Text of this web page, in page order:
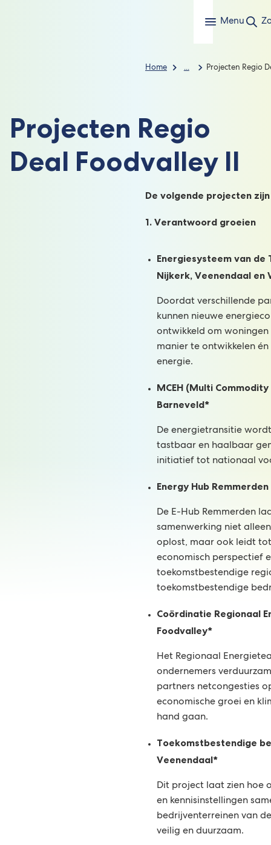
Menu
Home ... Projecten Regio
Projecten Regio
Deal Foodvalley II
De volgende projecten
1. Verantwoord groeien
Energiesysteem van de
Nijkerk, Veenendaal en
Doordat verschillende
kunnen nieuwe
ontwikkeld om woningen
manier te ontwikkelen
energie.
MCEH (Multi
Barneveld*
De energietransitie
tastbaar en haalbaar
initiatief tot nationaal
Energy Hub
De E-Hub Remmerden
samenwerking niet
oplost, maar ook leidt
economisch perspectief
toekomstbestendige
toekomstbestendige
Coördinatie Regionaal
Foodvalley*
Het Regionaal
ondernemers
partners netcongesties
economische groei en
hand gaan.
Toekomstbestendige
Veenendaal*
Dit project laat zien hoe
en kennisinstellingen
bedrijventerreinen van
veilig en duurzaam.